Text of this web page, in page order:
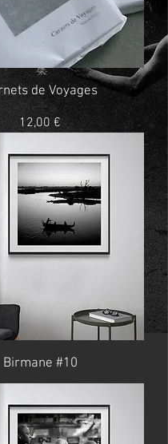
de Voyages
Prix
12,00 €
Birmane #10